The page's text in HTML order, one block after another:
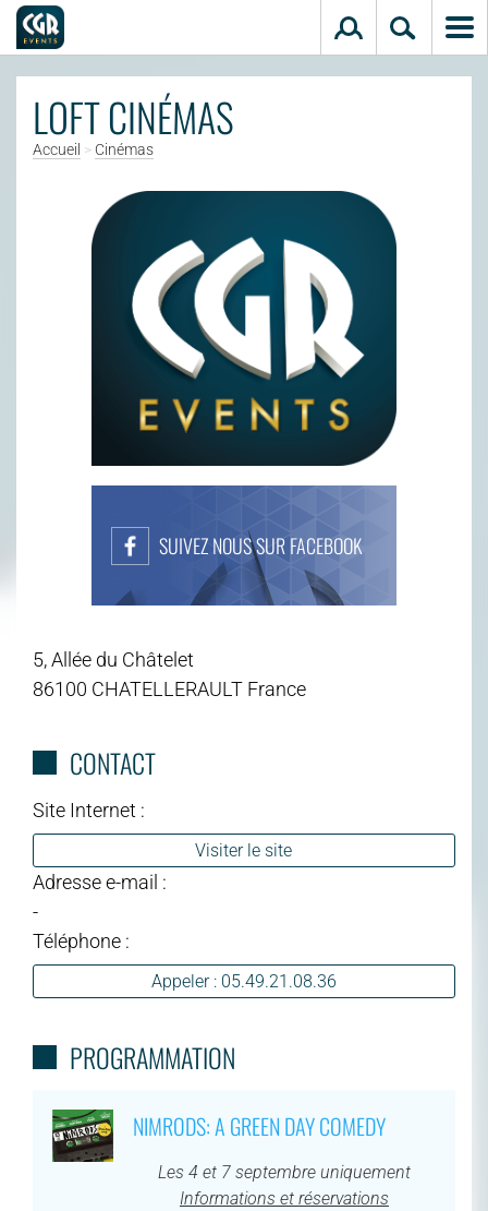
Aller au contenu principal
LOFT CINÉMAS
Accueil > Cinémas
SUIVEZ NOUS SUR FACEBOOK
5, Allée du Châtelet
86100 CHATELLERAULT France
CONTACT
Site Internet :
Visiter le site
Adresse e-mail :
-
Téléphone :
Appeler : 05.49.21.08.36
PROGRAMMATION
NIMRODS: A GREEN DAY COMEDY
Les 4 et 7 septembre uniquement
Informations et réservations